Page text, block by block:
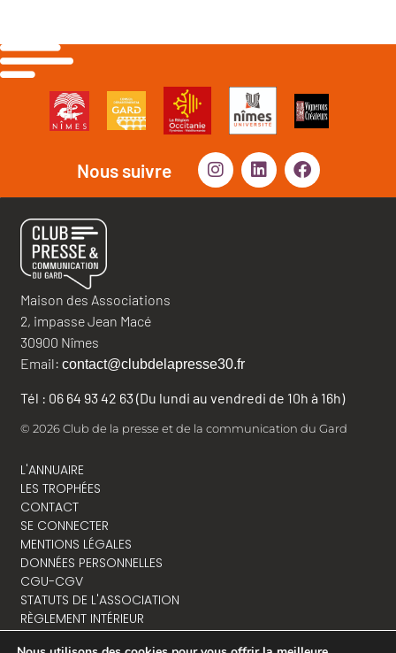
Nous suivre
Maison des Associations
2, impasse Jean Macé
30900 Nîmes
Email: contact@clubdelapresse30.fr
Tél : 06 64 93 42 63 (Du lundi au vendredi de 10h à 16h)
© 2026 Club de la presse et de la communication du Gard
L'ANNUAIRE
LES TROPHÉES
CONTACT
SE CONNECTER
MENTIONS LÉGALES
DONNÉES PERSONNELLES
CGU-CGV
STATUTS DE L'ASSOCIATION
RÈGLEMENT INTÉRIEUR